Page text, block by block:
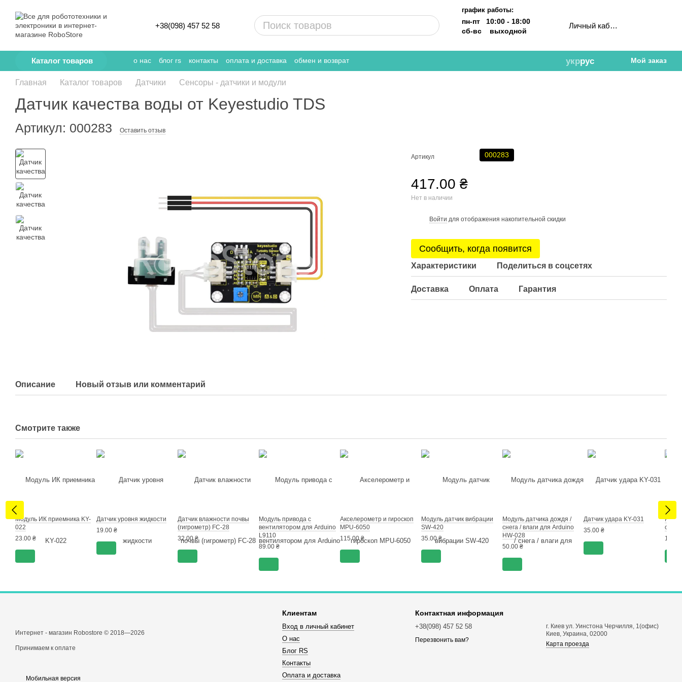
+38(098) 457 52 58
график работы:
пн-пт 10:00 - 18:00
сб-вс выходной
Личный кабинет
Каталог товаров о нас блог rs контакты оплата и доставка обмен и возврат укррус Мой заказ
Главная Каталог товаров Датчики Сенсоры - датчики и модули
Датчик качества воды от Keyestudio TDS
Артикул: 000283 Оставить отзыв
Артикул 000283
417.00 ₴
Нет в наличии
Войти для отображения накопительной скидки
Сообщить, когда появится
Характеристики Поделиться в соцсетях
Доставка Оплата Гарантия
Описание Новый отзыв или комментарий
Смотрите также
Модуль ИК приемника KY-
022
23.00 ₴
Датчик уровня жидкости
19.00 ₴
Датчик влажности почвы
(гигрометр) FC-28
32.00 ₴
Модуль привода с
вентилятором для Arduino
L9110
89.00 ₴
Акселерометр и гироскоп
MPU-6050
115.00 ₴
Модуль датчик вибрации
SW-420
35.00 ₴
Модуль датчика дождя /
снега / влаги для Arduino
HW-028
50.00 ₴
Датчик удара KY-031
35.00 ₴
Интернет - магазин Robostore © 2018—2026
Принимаем к оплате
Мобильная версия
Клиентам
Вход в личный кабинет
О нас
Блог RS
Контакты
Оплата и доставка
Контактная информация
+38(098) 457 52 58
Перезвонить вам?
г. Киев ул. Уинстона Черчилля, 1(офис)
Киев, Украина, 02000
Карта проезда